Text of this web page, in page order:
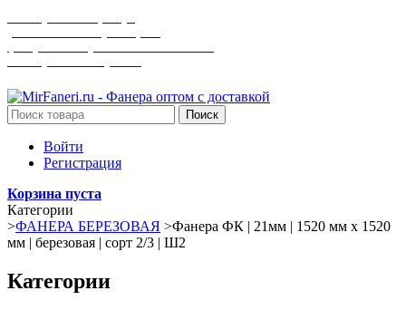
Поиск
Войти
Регистрация
Корзина пуста
Категории
>ФАНЕРА БЕРЕЗОВАЯ >Фанера ФК | 21мм | 1520 мм х 1520
мм | березовая | сорт 2/3 | Ш2
Категории